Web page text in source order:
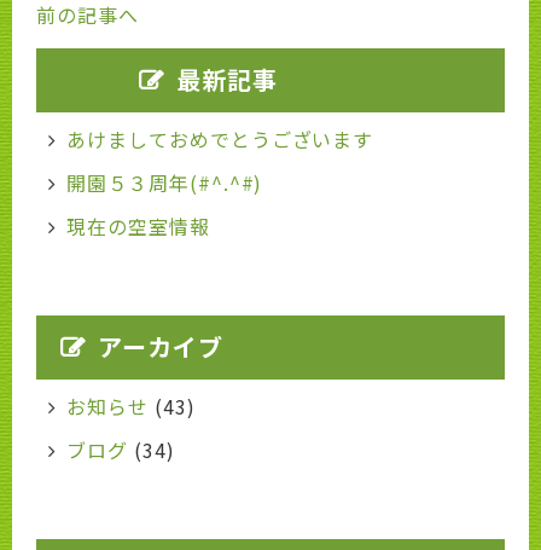
前の記事へ
最新記事
あけましておめでとうございます
開園５３周年(#^.^#)
現在の空室情報
アーカイブ
お知らせ (43)
ブログ (34)